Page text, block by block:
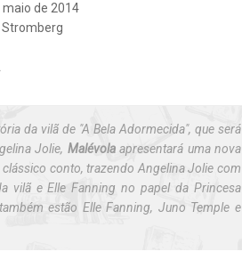
maio de 2014
Stromberg
da vilã de "A Bela Adormecida", que será
Jolie, Malévolaapresentará uma nova
conto, trazendo Angelina Jolie com
vilã e Elle Fanning no papel da Princesa
estão Elle Fanning, Juno Temple e